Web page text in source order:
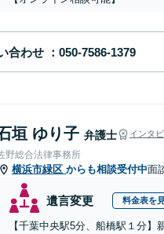
合わせ
垣 ゆり子 弁護士 インタ
野総合法律事務所
横浜市緑区 からも相談受付中面
遺言変更 料金表を
【千葉中央駅5分、船橋駅１分